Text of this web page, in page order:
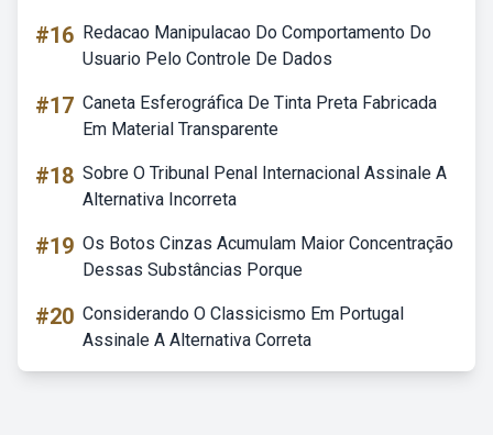
#16 Redacao Manipulacao Do Comportamento Do
Usuario Pelo Controle De Dados
#17 Caneta Esferográfica De Tinta Preta Fabricada
Em Material Transparente
#18 Sobre O Tribunal Penal Internacional Assinale A
Alternativa Incorreta
#19 Os Botos Cinzas Acumulam Maior Concentração
Dessas Substâncias Porque
#20 Considerando O Classicismo Em Portugal
Assinale A Alternativa Correta